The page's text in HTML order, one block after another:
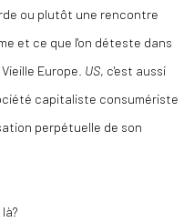
ou plutôt une rencontre
et ce que l'on déteste dans
Europe. US, c'est aussi
capitaliste consumériste
perpétuelle de son